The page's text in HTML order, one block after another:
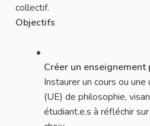
collectif.
Objectifs
Créer un enseignement
Instaurer un cours ou
(UE) de philosophie,
étudiant.e.s à réfléchir